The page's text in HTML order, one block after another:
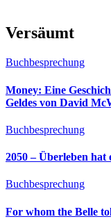
Versäumt
Buchbesprechung
Money: Eine
Geldes von David
Buchbesprechung
2050 – Überleben hat
Buchbesprechung
For whom the Belle